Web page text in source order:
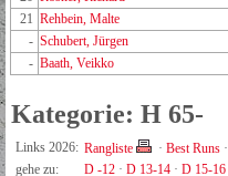
21 Rehbein, Malte
- Schubert, Jürgen
- Baath, Veikko
Kategorie: H 65-
Links 2026: Rangliste · Best Runs ·
gehe zu:
D -12 · D 13-14 · D 15-16